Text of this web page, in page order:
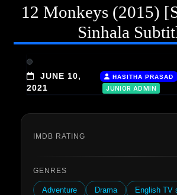
12 Monkeys (2015)
Sinhala
JUNE 10,
2021
HASITHA PRASAD
JUNIOR ADMIN
IMDB RATING
GENRES
Adventure Drama English TV